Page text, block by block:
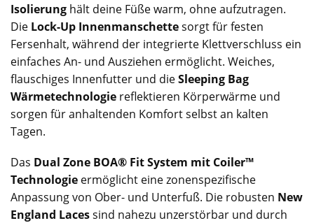
Isolierung hält deine Füße warm, ohne aufzutragen.
Die Lock-Up Innenmanschettesorgt für festen
Fersenhalt, während der integrierte Klettverschluss ein
einfaches An- und Ausziehen ermöglicht. Weiches,
flauschiges Innenfutter und dieSleeping Bag
Wärmetechnologie reflektieren Körperwärme und
sorgen für anhaltenden Komfort selbst an kalten
Tagen.
Das Dual Zone BOA® Fit System mit Coiler™
Technologie ermöglicht eine zonenspezifische
Anpassung von Ober- und Unterfuß. Die robusten New
England Lacessind nahezu unzerstörbar und durch